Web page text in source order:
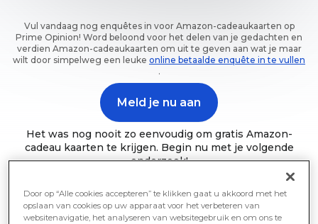
Vul vandaag nog enquêtes in voor Amazon-cadeaukaarten op
Prime Opinion! Word beloond voor het delen van je gedachten en
verdien Amazon-cadeaukaarten om uit te geven aan wat je maar
wilt door simpelweg een leuke online betaalde enquête in te vullen
.
Meld je nu aan
Het was nog nooit zo eenvoudig om gratis Amazon-
cadeau kaarten te krijgen. Begin nu met je volgende
onderzoek!
Door op “Alle cookies accepteren” te klikken gaat u akkoord met het
opslaan van cookies op uw apparaat voor het verbeteren van
websitenavigatie, het analyseren van websitegebruik en om ons te